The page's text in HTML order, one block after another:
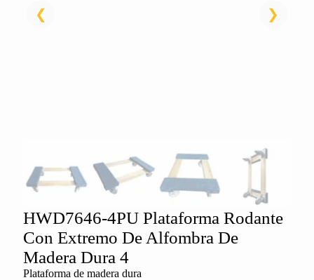
HWD7646-4PU Plataforma Rodante
Con Extremo De Alfombra De
Madera Dura 4
Plataforma de madera dura